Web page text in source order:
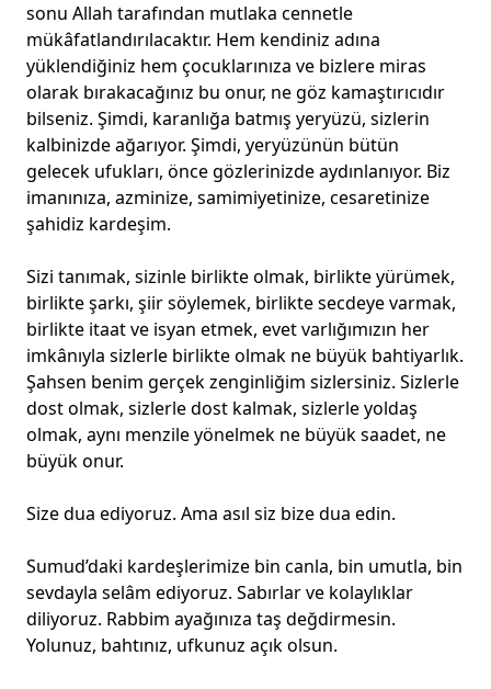
sonu Allah tarafından mutlaka cennetle
mükâfatlandırılacaktır. Hem kendiniz adına
yüklendiğiniz hem çocuklarınıza ve bizlere miras
olarak bırakacağınız bu onur, ne göz kamaştırıcıdır
bilseniz. Şimdi, karanlığa batmış yeryüzü, sizlerin
kalbinizde ağarıyor. Şimdi, yeryüzünün bütün
gelecek ufukları, önce gözlerinizde aydınlanıyor. Biz
imanınıza, azminize, samimiyetinize, cesaretinize
şahidiz kardeşim.
Sizi tanımak, sizinle birlikte olmak, birlikte yürümek,
birlikte şarkı, şiir söylemek, birlikte secdeye varmak,
birlikte itaat ve isyan etmek, evet varlığımızın her
imkânıyla sizlerle birlikte olmak ne büyük bahtiyarlık.
Şahsen benim gerçek zenginliğim sizlersiniz. Sizlerle
dost olmak, sizlerle dost kalmak, sizlerle yoldaş
olmak, aynı menzile yönelmek ne büyük saadet, ne
büyük onur.
Size dua ediyoruz. Ama asıl siz bize dua edin.
Sumud’daki kardeşlerimize bin canla, bin umutla, bin
sevdayla selâm ediyoruz. Sabırlar ve kolaylıklar
diliyoruz. Rabbim ayağınıza taş değdirmesin.
Yolunuz, bahtınız, ufkunuz açık olsun.